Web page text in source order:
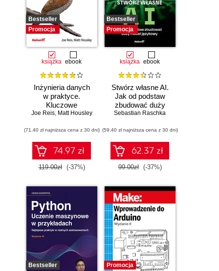
Bestseller
Promocja
książka ebook
Inżynieria danych
w praktyce.
Kluczowe
koncepcje i
technologie
Joe Reis, Matt Housley
(71,40 zł najniższa cena z 30 dni)
74.97 zł
119.00zł (-37%)
Bestseller
Promocja
książka ebook
Stwórz własne AI.
Jak od podstaw
zbudować duży
model językowy
Sebastian Raschka
(59,40 zł najniższa cena z 30 dni)
62.37 zł
99.00zł (-37%)
Bestseller
Promocja